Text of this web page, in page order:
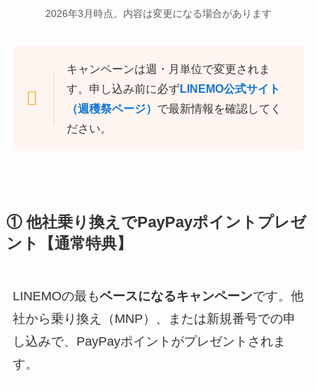
2026年3月時点。内容は変更になる場合があります
キャンペーンは週・月単位で変更されま
す。申し込み前に必ずLINEMO公式サイト
（週穫祭ページ） で最新情報を確認してく
ださい。
① 他社乗り換えでPayPayポイントプレゼ
ント【通常特典】
LINEMOの最もベースになるキャンペーンです。他
社から乗り換え（MNP）、または新規番号での申
し込みで、PayPayポイントがプレゼントされま
す。